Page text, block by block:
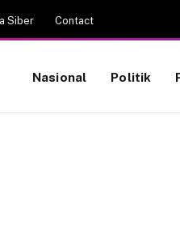
Siber Contact
Nasional Politik